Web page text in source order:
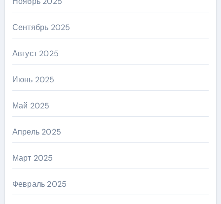
Сентябрь 2025
Август 2025
Июнь 2025
Май 2025
Апрель 2025
Март 2025
Февраль 2025